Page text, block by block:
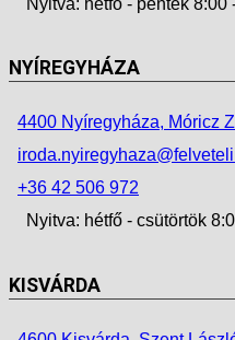
NYÍREGYHÁZA
4400 Nyíregyháza, Móricz
+36 42 506 972
Nyitva: hétfő - csütörtök
KISVÁRDA